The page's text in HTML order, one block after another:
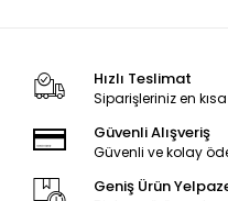
Hızlı Teslimat
Siparişleriniz en
Güvenli Alışveriş
Güvenli ve kolay
Geniş Ürün